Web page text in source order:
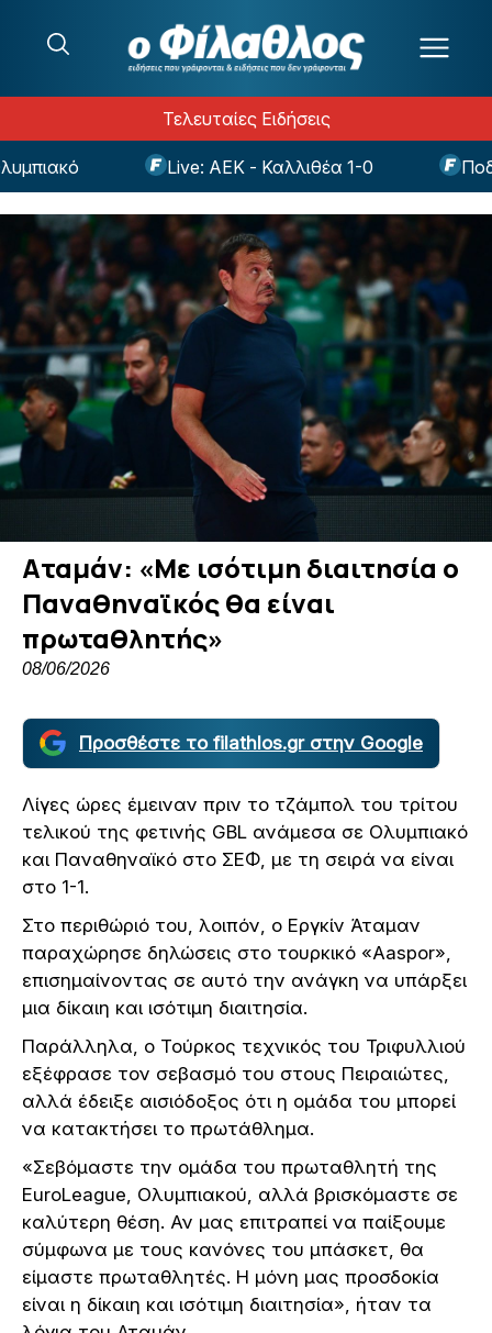
Τελευταίες Ειδήσεις
Live: ΑΕΚ - Καλλιθέα 1-0
Αταμάν: «Με ισότιμη διαιτησία ο
Παναθηναϊκός θα είναι
πρωταθλητής»
08/06/2026
Προσθέστε το filathlos.gr στην Google
Λίγες ώρες έμειναν πριν το τζάμπολ του τρίτου
τελικού της φετινής GBL ανάμεσα σε Ολυμπιακό
και Παναθηναϊκό στο ΣΕΦ, με τη σειρά να είναι
στο 1-1.
Στο περιθώριό του, λοιπόν, ο Εργκίν Άταμαν
παραχώρησε δηλώσεις στο τουρκικό «Aaspor»,
επισημαίνοντας σε αυτό την ανάγκη να υπάρξει
μια δίκαιη και ισότιμη διαιτησία.
Παράλληλα, ο Τούρκος τεχνικός του Τριφυλλιού
εξέφρασε τον σεβασμό του στους Πειραιώτες,
αλλά έδειξε αισιόδοξος ότι η ομάδα του μπορεί
να κατακτήσει το πρωτάθλημα.
«Σεβόμαστε την ομάδα του πρωταθλητή της
EuroLeague, Ολυμπιακού, αλλά βρισκόμαστε σε
καλύτερη θέση. Αν μας επιτραπεί να παίξουμε
σύμφωνα με τους κανόνες του μπάσκετ, θα
είμαστε πρωταθλητές. Η μόνη μας προσδοκία
είναι η δίκαιη και ισότιμη διαιτησία», ήταν τα